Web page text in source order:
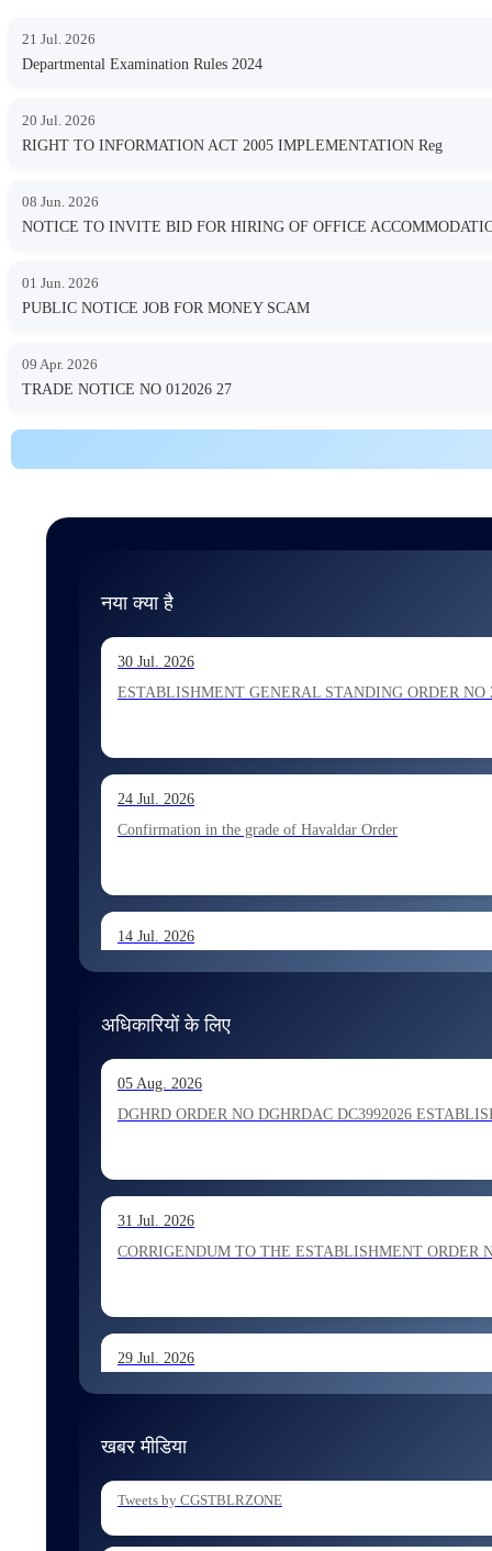
21 Jul. 2026
Departmental Examination Rules 2024
20 Jul. 2026
RIGHT TO INFORMATION ACT 2005 IMPLEMENTATION Reg
08 Jun. 2026
NOTICE TO INVITE BID FOR HIRING OF OFFICE
01 Jun. 2026
PUBLIC NOTICE JOB FOR MONEY SCAM
09 Apr. 2026
TRADE NOTICE NO 012026 27
नया क्या है
30 Jul. 2026
ESTABLISHMENT GENERAL STANDING ORDER NO
24 Jul. 2026
Confirmation in the grade of Havaldar Order
14 Jul. 2026
13 Jul. 2026
Allocation of Inspector recommended for appointment by
13 Jul. 2026
Allocation of Executive Assistant recommended for
अधिकारियों के लिए
05 Aug. 2026
DGHRD ORDER NO DGHRDAC DC3992026
31 Jul. 2026
CORRIGENDUM TO THE ESTABLISHMENT ORDER
29 Jul. 2026
29 Jul. 2026
खबर मीडिया
Tweets by CGSTBLRZONE